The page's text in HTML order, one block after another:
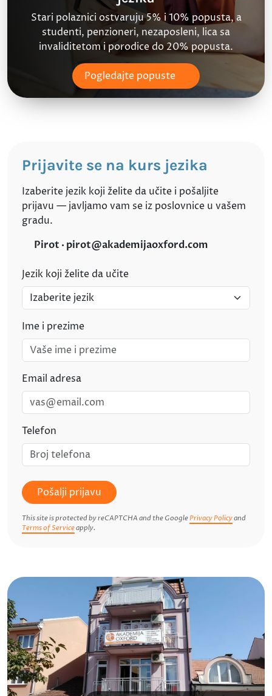
Stari polaznici ostvaruju 5% i 10% popusta, a
studenti, penzioneri, nezaposleni, lica sa
invaliditetom i porodice do 20% popusta.
Pogledajte popuste
Prijavite se na kurs jezika
Izaberite jezik koji želite da učite i pošaljite
prijavu — javljamo vam se iz poslovnice u vašem
gradu.
Pirot · pirot@akademijaoxford.com
Jezik koji želite da učite
Ime i prezime
Email adresa
Telefon
Pošalji prijavu
This site is protected by reCAPTCHA and the Google Privacy Policyand
Terms of Serviceapply.